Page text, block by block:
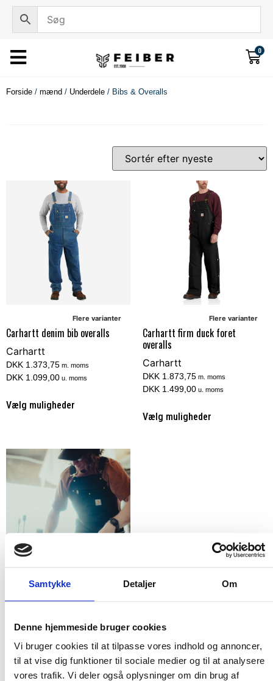
Samtykke Detaljer Om
Denne hjemmeside bruger cookies
Vi bruger cookies til at tilpasse vores indhold og annoncer,
til at vise dig funktioner til sociale medier og til at analysere
vores trafik. Vi deler også oplysninger om din brug af
0
Forside / mænd / Underdele / Bibs & Overalls
Flere varianter
Carhartt denim bib overalls
Carhartt
DKK 1.373,75 m. moms
DKK 1.099,00 u. moms
Vælg muligheder
Flere varianter
Carhartt firm duck foret
overalls
Carhartt
DKK 1.873,75 m. moms
DKK 1.499,00 u. moms
Vælg muligheder
CARHARTT BIB OVERALLS
DKK 1.498,75
DKK 1.199,00u. moms
Vælg muligheder